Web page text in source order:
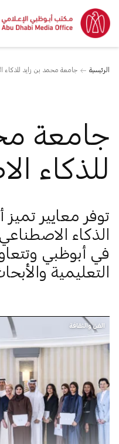
الرئيسية جامعة محمد بن زايد للذكاء
جامعة
للذكاء
توفر معايير
الذكاء
في أبوظبي
التعليمية
الفن والثقافة